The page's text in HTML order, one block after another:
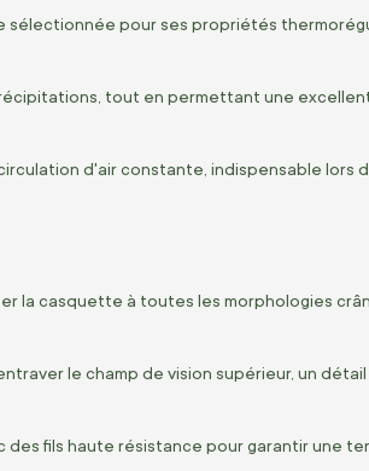
sélectionnée pour ses propriétés
tout en permettant une
d'air constante, indispensable lors
la casquette à toutes les morphologies
le champ de vision supérieur, un
fils haute résistance pour garantir une